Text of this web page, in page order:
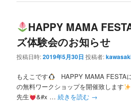
HAPPY MAMA
ズ体験会のお知らせ
投稿日時:2019年5月30日 投稿者:
もえこです
HAPPY MAMA FESTA
の無料ワークショップを開催致します
先生
&#x … 続きを読む →